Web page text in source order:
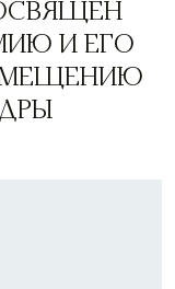
И ЕГО